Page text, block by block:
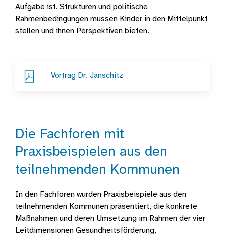
Aufgabe ist. Strukturen und politische
Rahmenbedingungen müssen Kinder in den Mittelpunkt
stellen und ihnen Perspektiven bieten.
Vortrag Dr. Janschitz
Die Fachforen mit
Praxisbeispielen aus den
teilnehmenden Kommunen
In den Fachforen wurden Praxisbeispiele aus den
teilnehmenden Kommunen präsentiert, die konkrete
Maßnahmen und deren Umsetzung im Rahmen der vier
Leitdimensionen Gesundheitsförderung,